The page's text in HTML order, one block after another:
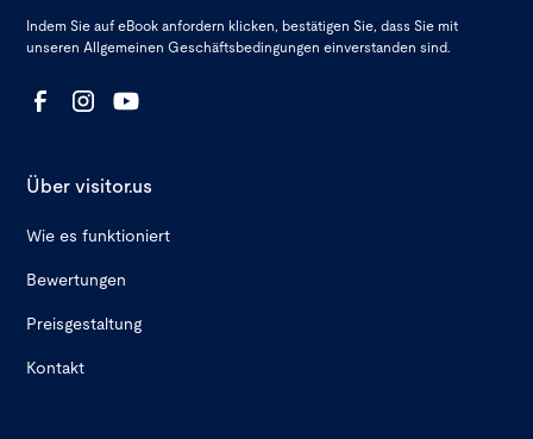
Indem Sie auf eBook anfordern klicken, bestätigen Sie, dass Sie mit
unseren Allgemeinen Geschäftsbedingungen einverstanden sind.
Über visitor.us
Wie es funktioniert
Bewertungen
Preisgestaltung
Kontakt